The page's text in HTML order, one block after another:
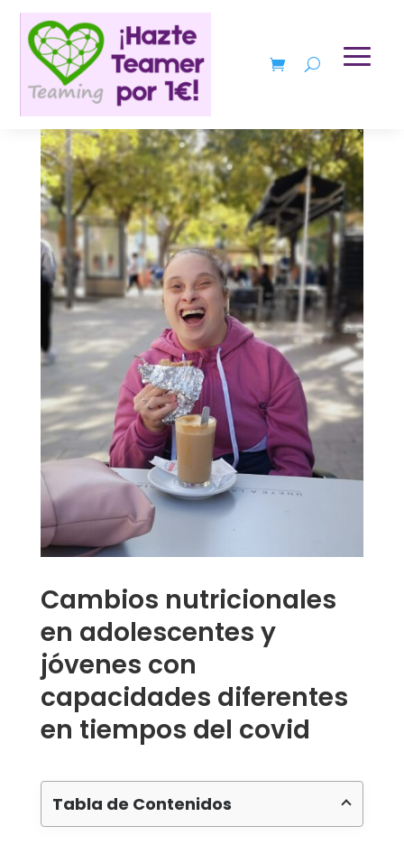
Cambios nutricionales
en adolescentes y
jóvenes con
capacidades diferentes
en tiempos del covid
Tabla de Contenidos